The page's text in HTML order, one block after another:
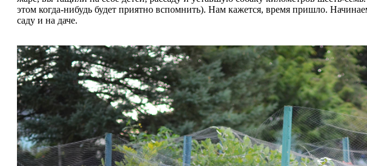
этом когда-нибудь будет приятно вспомнить). Нам кажется, время пришло.
саду и на даче.